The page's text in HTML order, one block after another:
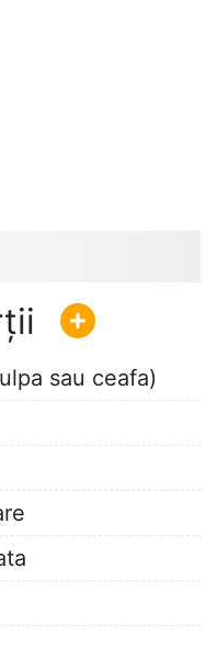
sau ceafa)